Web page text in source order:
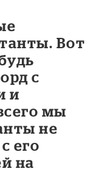
Вот
с
и
мы
не
его
на